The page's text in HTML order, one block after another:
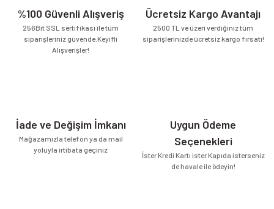
%100 Güvenli Alışveriş
256Bit SSL sertifikası ile tüm
siparişleriniz güvende.Keyifli
Alışverişler!
Ücretsiz Kargo Avantajı
2500 TL ve üzeri verdiğiniz tüm
siparişlerinizde ücretsiz kargo fırsatı!
İade ve Değişim İmkanı
Mağazamızla telefon ya da mail
yoluyla irtibata geçiniz
Uygun Ödeme
Seçenekleri
İster Kredi Kartı ister Kapıda isterseniz
de havale ile ödeyin!